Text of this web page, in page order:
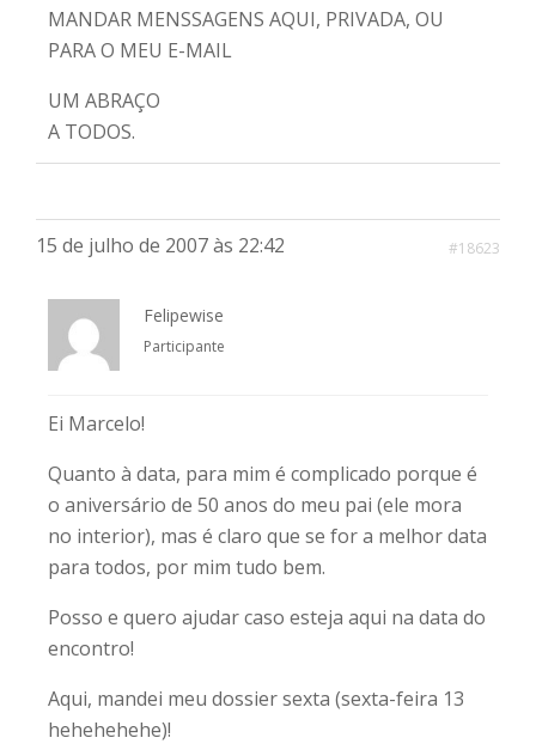
MANDAR MENSSAGENS AQUI, PRIVADA, OU
PARA O MEU E-MAIL
UM ABRAÇO
A TODOS.
15 de julho de 2007 às 22:42 #18623
Felipewise
Participante
Ei Marcelo!
Quanto à data, para mim é complicado porque é
o aniversário de 50 anos do meu pai (ele mora
no interior), mas é claro que se for a melhor data
para todos, por mim tudo bem.
Posso e quero ajudar caso esteja aqui na data do
encontro!
Aqui, mandei meu dossier sexta (sexta-feira 13
hehehehehe)!